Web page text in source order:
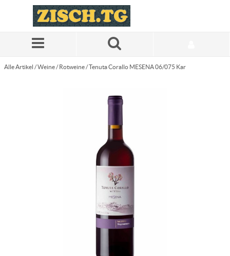
Zum Hauptinhalt springen
Alle Artikel /Weine / Rotweine /Tenuta Corallo MESENA 06/075 Kar